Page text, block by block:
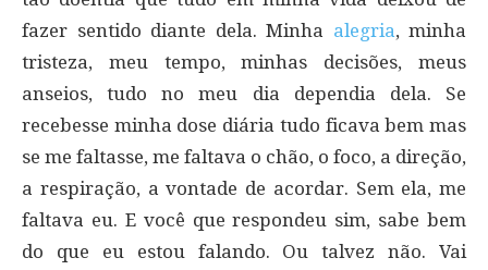
fazer sentido diante dela. Minha alegria, minha
tristeza, meu tempo, minhas decisões, meus
anseios, tudo no meu dia dependia dela. Se
recebesse minha dose diária tudo ficava bem mas
se me faltasse, me faltava o chão, o foco, a direção,
a respiração, a vontade de acordar. Sem ela, me
faltava eu. E você que respondeu sim, sabe bem
do que eu estou falando. Ou talvez não. Vai